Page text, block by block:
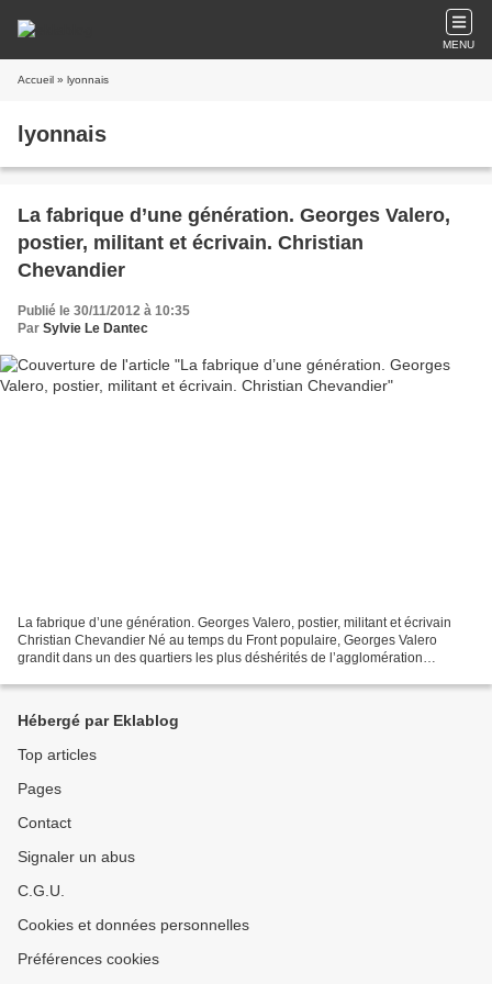
MENU
Accueil » lyonnais
lyonnais
La fabrique d’une génération. Georges Valero,
postier, militant et écrivain. Christian
Chevandier
Publié le 30/11/2012 à 10:35
Par Sylvie Le Dantec
La fabrique d’une génération. Georges Valero, postier, militant et écrivain
Christian Chevandier Né au temps du Front populaire, Georges Valero
grandit dans un des quartiers les plus déshérités de l’agglomération
Hébergé par Eklablog
Top articles
Pages
Contact
Signaler un abus
C.G.U.
Cookies et données personnelles
Préférences cookies